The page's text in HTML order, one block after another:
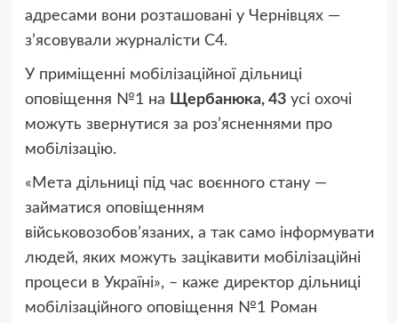
адресами вони розташовані у Чернівцях —
з’ясовували журналісти С4.
У приміщенні мобілізаційної дільниці
оповіщення №1 на Щербанюка, 43усі охочі
можуть звернутися за роз’ясненнями про
мобілізацію.
«Мета дільниці під час воєнного стану —
займатися оповіщенням
військовозобов’язаних, а так само інформувати
людей, яких можуть зацікавити мобілізаційні
процеси в Україні», – каже директор дільниці
мобілізаційного оповіщення №1 Роман